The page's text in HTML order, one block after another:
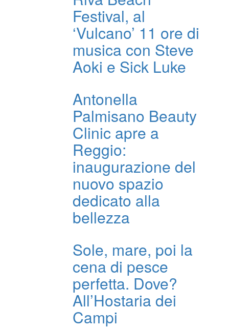
Festival, al
‘Vulcano’ 11 ore di
musica con Steve
Aoki e Sick Luke
Antonella
Palmisano Beauty
Clinic apre a
Reggio:
inaugurazione del
nuovo spazio
dedicato alla
bellezza
Sole, mare, poi la
cena di pesce
perfetta. Dove?
All’Hostaria dei
Campi